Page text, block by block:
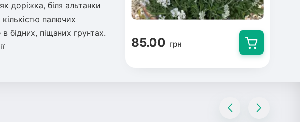
доріжка, біля альтанки
палючих
бідних, піщаних грунтах.
85.00 грн